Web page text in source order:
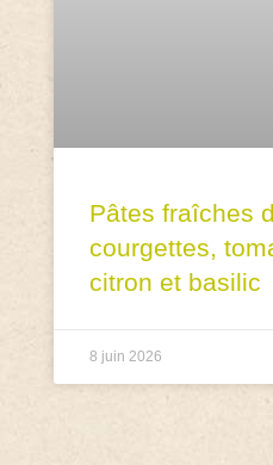
Pâtes fraîches
courgettes,
citron et basilic
8 juin 2026